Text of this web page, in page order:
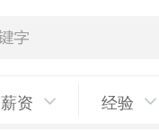
薪资 经验